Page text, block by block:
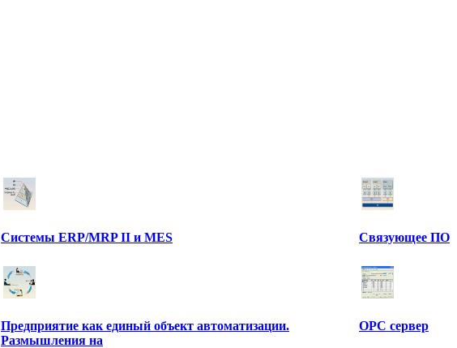
Системы ERP/MRP II и MES Связующее ПО
Предприятие как единый объект автоматизации.
Размышления на
OPC сервер